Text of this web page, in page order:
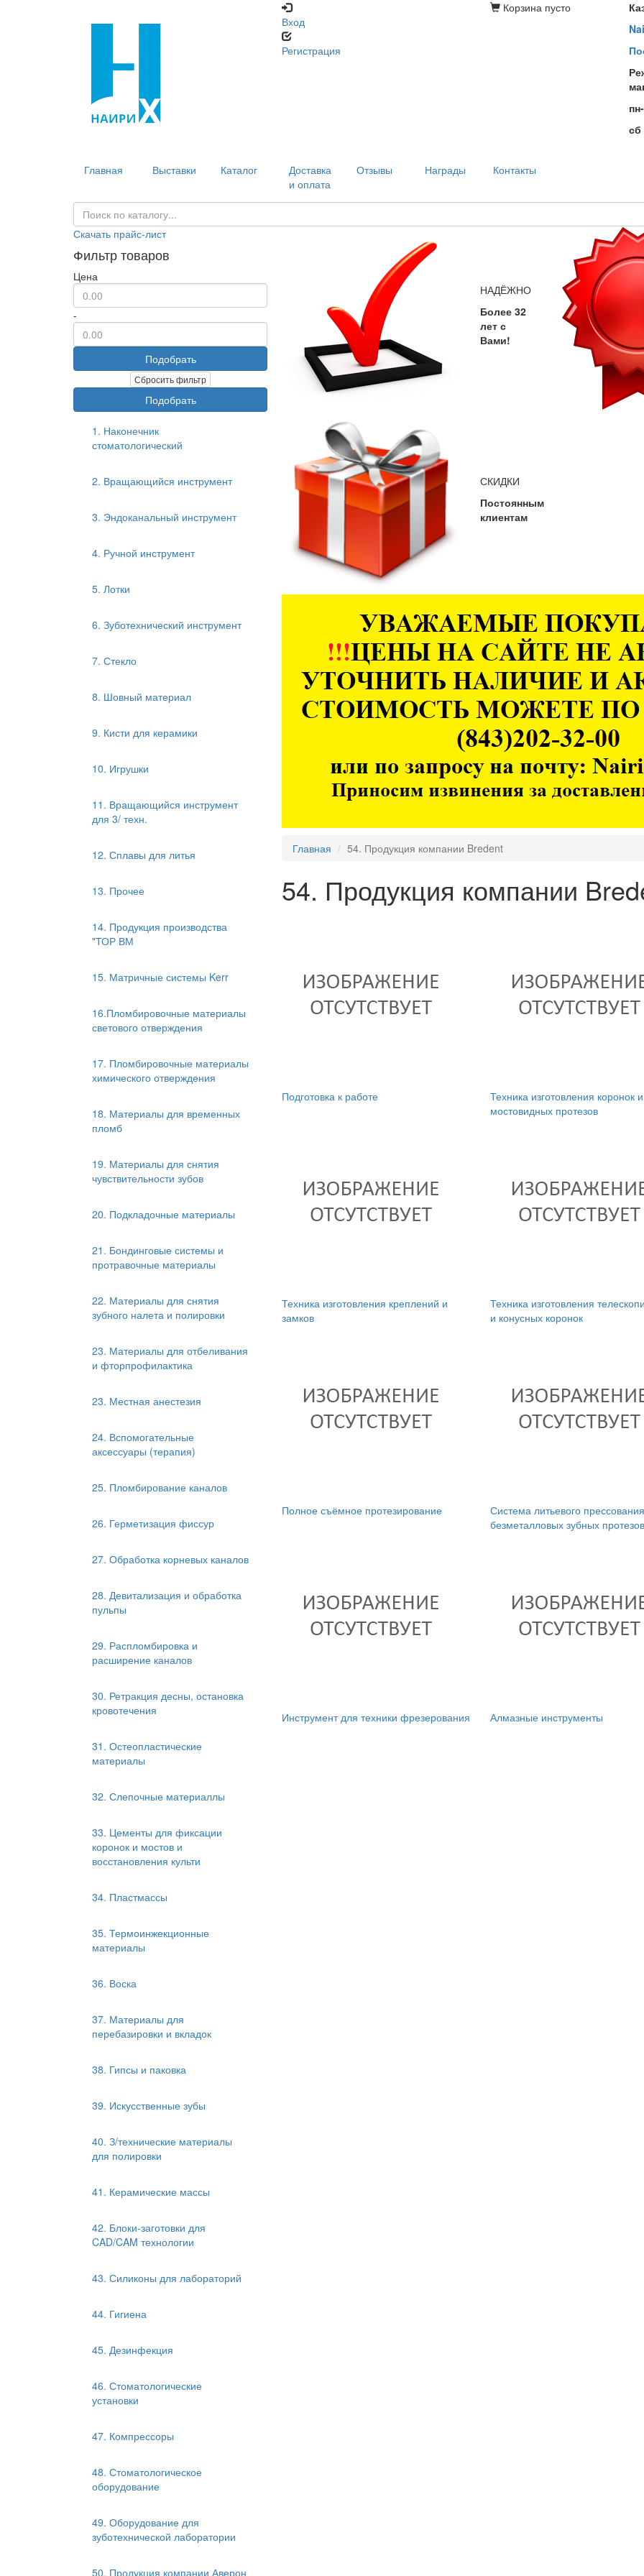
Вход
Регистрация
Корзина пусто
сб
Главная Выставки Каталог
Доставка
и оплата
Отзывы Награды Контакты
Скачать прайс-лист
Фильтр товаров
Цена
-
Подобрать
Сбросить фильтр
Подобрать
1. Наконечник
стоматологический
2. Вращающийся инструмент
3. Эндоканальный инструмент
4. Ручной инструмент
5. Лотки
6. Зуботехнический инструмент
7. Стекло
8. Шовный материал
9. Кисти для керамики
10. Игрушки
11. Вращающийся инструмент
для 3/ техн.
12. Сплавы для литья
13. Прочее
14. Продукция производства
"ТОР ВМ
15. Матричные системы Kerr
16.Пломбировочные материалы
светового отверждения
17. Пломбировочные материалы
химического отверждения
18. Материалы для временных
пломб
19. Материалы для снятия
чувствительности зубов
20. Подкладочные материалы
21. Бондинговые системы и
протравочные материалы
22. Материалы для снятия
зубного налета и полировки
23. Материалы для отбеливания
и фторпрофилактика
23. Местная анестезия
24. Вспомогательные
аксессуары (терапия)
25. Пломбирование каналов
26. Герметизация фиссур
27. Обработка корневых каналов
28. Девитализация и обработка
пульпы
29. Распломбировка и
расширение каналов
30. Ретракция десны, остановка
кровотечения
31. Остеопластические
материалы
32. Слепочные материаллы
33. Цементы для фиксации
коронок и мостов и
восстановления культи
34. Пластмассы
35. Термоинжекционные
материалы
36. Воска
37. Материалы для
перебазировки и вкладок
38. Гипсы и паковка
39. Искусственные зубы
40. З/технические материалы
для полировки
41. Керамические массы
42. Блоки-заготовки для
CAD/CAM технологии
43. Силиконы для лабораторий
44. Гигиена
45. Дезинфекция
46. Стоматологические
установки
47. Компрессоры
48. Стоматологическое
оборудование
49. Оборудование для
зуботехнической лаборатории
50. Продукция компании Аверон
НАДЁЖНО
Более 32
лет с
Вами!
СКИДКИ
Постоянным
клиентам
Главная 54. Продукция компании Bredent
54. Продукция компании
Подготовка к работе
Техника изготовления коронок и
мостовидных протезов
Техника изготовления креплений и
замков
Техника изготовления
и конусных коронок
Полное съёмное протезирование
Система литьевого прессования
безметалловых зубных протезов
Инструмент для техники фрезерования Алмазные инструменты